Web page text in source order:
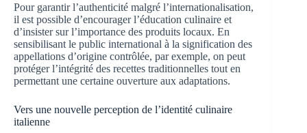
Pour garantir l’authenticité malgré l’internationalisation,
il est possible d’encourager l’éducation culinaire et
d’insister sur l’importance des produits locaux. En
sensibilisant le public international à la signification des
appellations d’origine contrôlée, par exemple, on peut
protéger l’intégrité des recettes traditionnelles tout en
permettant une certaine ouverture aux adaptations.
Vers une nouvelle perception de l’identité culinaire
italienne